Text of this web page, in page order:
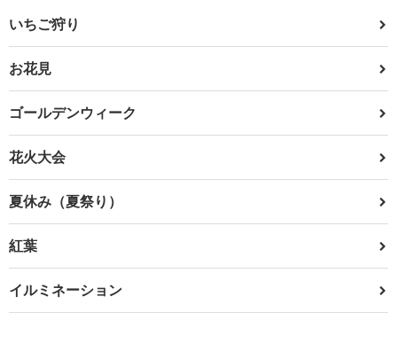
いちご狩り
お花見
ゴールデンウィーク
花火大会
夏休み（夏祭り）
紅葉
イルミネーション